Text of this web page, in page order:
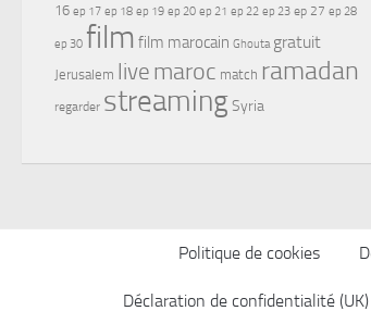
16 ep 17 ep 18 ep 19 ep 20 ep 21 ep 22 ep 23 ep 27 ep 28
ep 30 film film marocain Ghouta gratuit
Jerusalem live maroc match ramadan
regarder streamingSyria
Politique de cookies
Déclaration de confidentialité (UK)